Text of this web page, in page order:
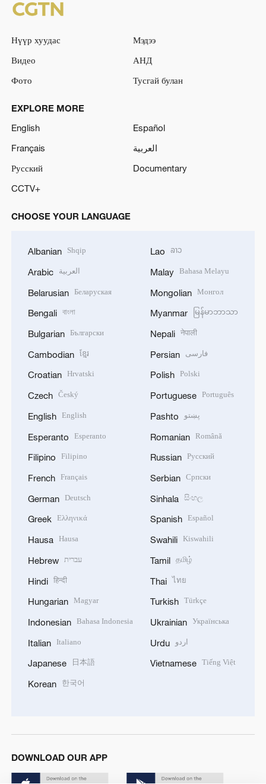
Нүүр хуудас
Мэдээ
Видео
АНД
Фото
Тусгай булан
EXPLORE MORE
English
Español
Français
العربية
Русский
Documentary
CCTV+
CHOOSE YOUR LANGUAGE
Albanian Shqip
Arabic العربية
Belarusian Беларуская
Bengali বাংলা
Bulgarian Български
Cambodian ខ្មែរ
Croatian Hrvatski
Czech Český
English English
Esperanto Esperanto
Filipino Filipino
French Français
German Deutsch
Greek Ελληνικά
Hausa Hausa
Hebrew עברית
Hindi हिन्दी
Hungarian Magyar
Indonesian Bahasa Indonesia
Italian Italiano
Japanese 日本語
Korean 한국어
Lao ລາວ
Malay Bahasa Melayu
Mongolian Монгол
Myanmar မြန်မာဘာသာ
Nepali नेपाली
Persian فارسی
Polish Polski
Portuguese Português
Pashto پښتو
Romanian Română
Russian Русский
Serbian Српски
Sinhala සිංහල
Spanish Español
Swahili Kiswahili
Tamil தமிழ்
Thai ไทย
Turkish Türkçe
Ukrainian Українська
Urdu اردو
Vietnamese Tiếng Việt
DOWNLOAD OUR APP